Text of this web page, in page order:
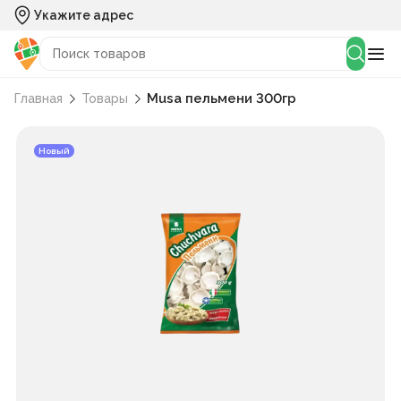
Укажите адрес
Главная Товары Musa пельмени 300гр
Новый